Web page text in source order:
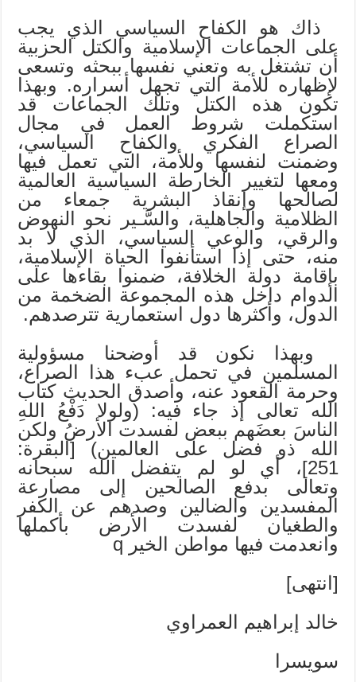
ذاك هو الكفاح السياسي الذي يجب
على الجماعات الإسلامية والكتل الحزبية
أن تشتغل به وتعني نفسها ببحثه وتسعى
لإظهاره للأمة التي تجهل أسراره. وبهذا
تكون هذه الكتل وتلك الجماعات قد
استكملت شروط العمل في مجال
الصراع الفكري والكفاح السياسي،
وضمنت لنفسها وللأمة، التي تعمل فيها
ومعها لتغيير الخارطة السياسية العالمية
لصالحها وإنقاذ البشرية جمعاء من
الظلامية والجاهلية، والسَّـير نحو النهوض
والرقي، والوعي السياسي، الذي لا بد
منه، حتى إذا استأنفوا الحياة الإسلامية،
بإقامة دولة الخلافة، ضمنوا بقاءها على
الدوام داخل هذه المجموعة الضخمة من
الدول، وأكثرها دول استعمارية تترصدهم.
وبهذا نكون قد أوضحنا مسؤولية
المسلمين في تحمل عبء هذا الصراع،
وحرمة القعود عنه، وأصدق الحديث كتاب
الله تعالى إذ جاء فيه: (ولولا دَفْعُ اللهِ
الناسَ بعضَهم ببعض لفسدت الأرضُ ولكن
الله ذو فضل على العالمين) [البقرة:
251]، أي لو لم يتفضل الله سبحانه
وتعالى بدفع الصالحين إلى مصارعة
المفسدين والضالين وصدهم عن الكفر
والطغيان لفسدت الأرض بأكملها
وانعدمت فيها مواطن الخير q
[انتهى]
خالد إبراهيم العمراوي
سويسرا